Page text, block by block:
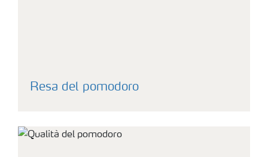
Resa del pomodoro